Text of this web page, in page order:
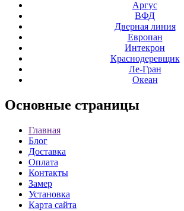
Аргус
ВФД
Дверная линия
Европан
Интекрон
Краснодеревщик
Ле-Гран
Океан
Основные страницы
Главная
Блог
Доставка
Оплата
Контакты
Замер
Установка
Карта сайта